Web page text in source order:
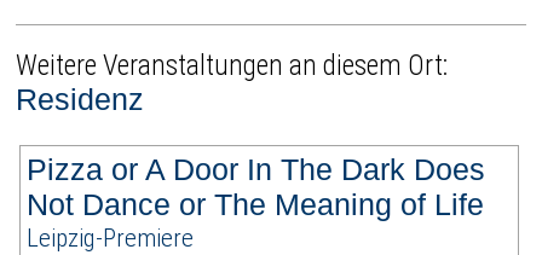
Weitere Veranstaltungen an diesem Ort:
Residenz
Pizza or A Door In The Dark Does
Not Dance or The Meaning of Life
Leipzig-Premiere